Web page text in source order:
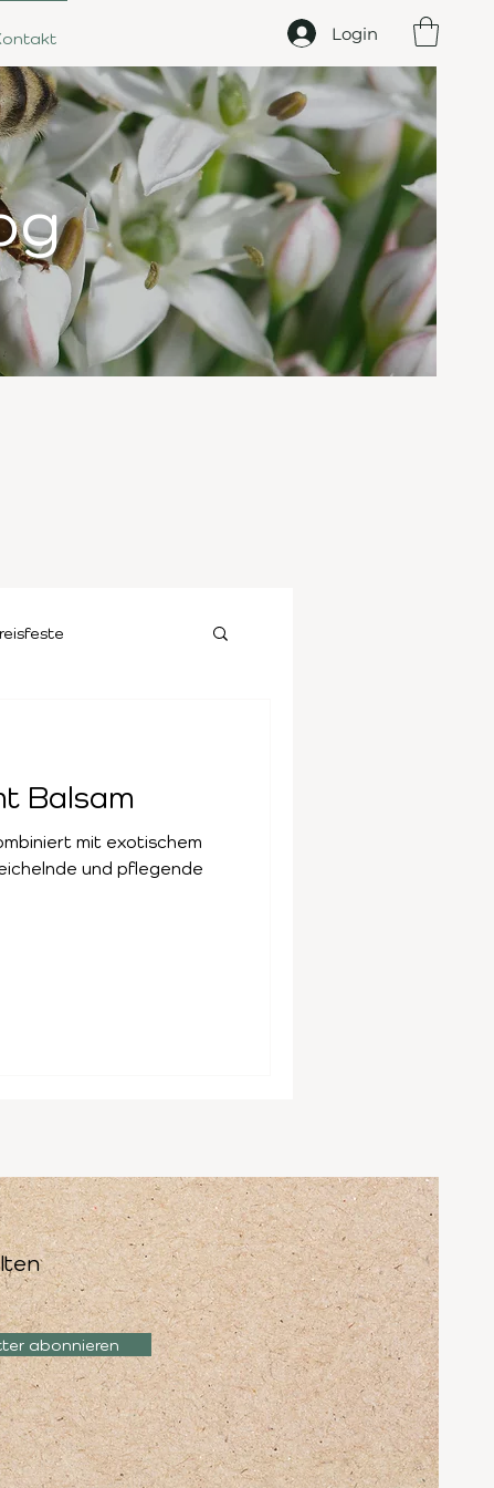
Login
Balsam
mit exotischem
und pflegende
abonnieren